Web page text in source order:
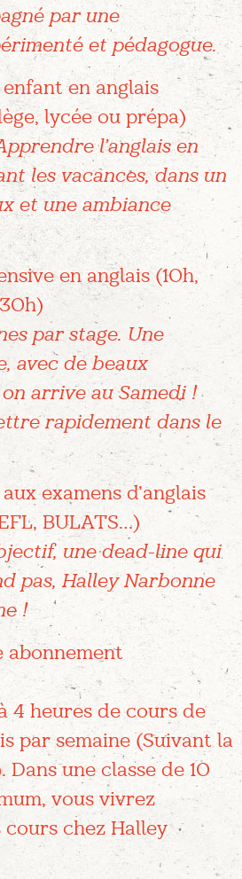
par une
et pédagogue.
en anglais
lycée ou prépa)
l’anglais en
les vacances, dans un
et une ambiance
en anglais (10h,
par stage. Une
avec de beaux
arrive au Samedi !
rapidement dans le
examens d’anglais
BULATS…)
une dead-line qui
pas, Halley Narbonne
!
abonnement
4 heures de cours de
par semaine (Suivant la
une classe de 10
vous vivrez
cours chez Halley